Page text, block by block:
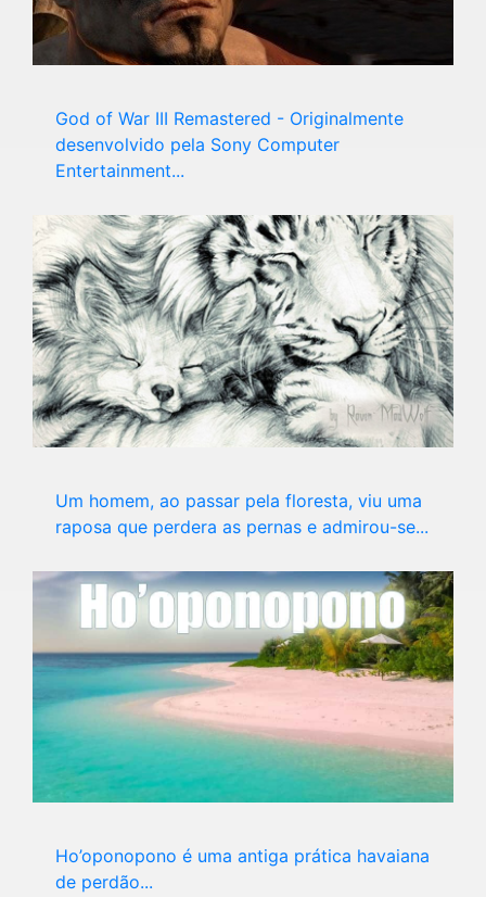
God of War III Remastered - Originalmente
desenvolvido pela Sony Computer
Entertainment...
Um homem, ao passar pela floresta, viu uma
raposa que perdera as pernas e admirou-se...
Ho’oponopono é uma antiga prática havaiana
de perdão...